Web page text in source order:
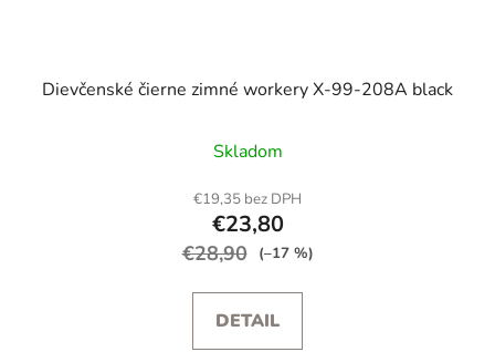
Dievčenské čierne zimné workery X-99-208A black
Skladom
€19,35 bez DPH
€23,80
€28,90 (–17 %)
DETAIL